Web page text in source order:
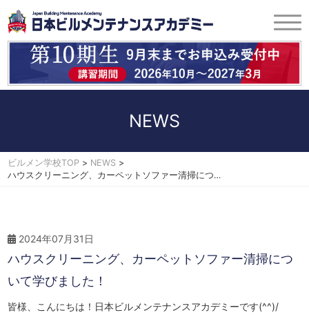
NEWS
ビルメン学校TOP > NEWS >
ハウスクリーニング、カーペットソファー清掃について学びました！
2024年07月31日
ハウスクリーニング、カーペットソファー清掃につ
いて学びました！
皆様、こんにちは！日本ビルメンテナンスアカデミーです(^^)/